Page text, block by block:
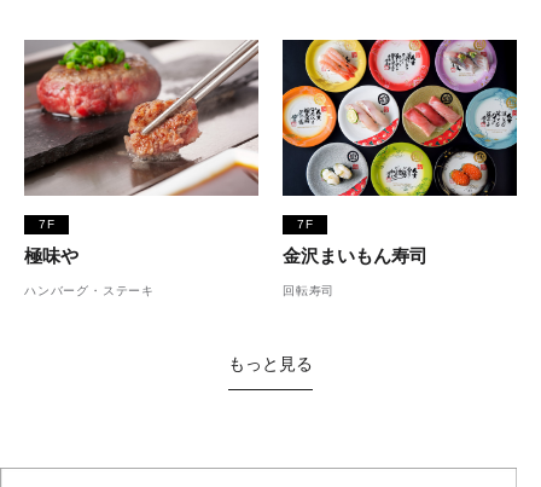
7F
極味や
ハンバーグ・ステーキ
7F
金沢まいもん寿司
回転寿司
もっと見る